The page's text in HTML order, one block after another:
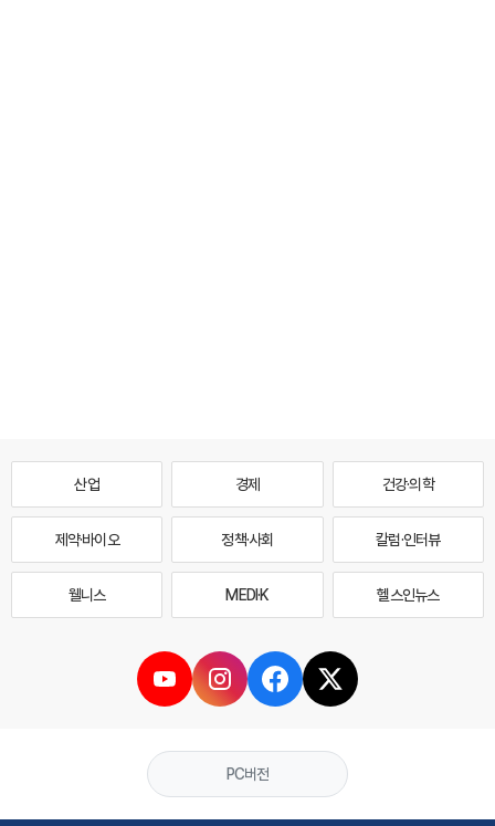
산업 경제 건강·의학
제약·바이오 정책·사회 칼럼·인터뷰
웰니스 MEDI·K 헬스인뉴스
PC버전